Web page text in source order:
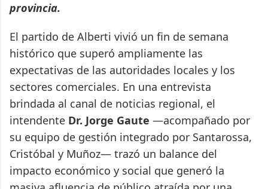
provincia.
El partido de Alberti vivió un fin de semana
histórico que superó ampliamente las
expectativas de las autoridades locales y los
sectores comerciales. En una entrevista
brindada al canal de noticias regional, el
intendente Dr. Jorge Gaute —acompañado por
su equipo de gestión integrado por Santarossa,
Cristóbal y Muñoz— trazó un balance del
impacto económico y social que generó la